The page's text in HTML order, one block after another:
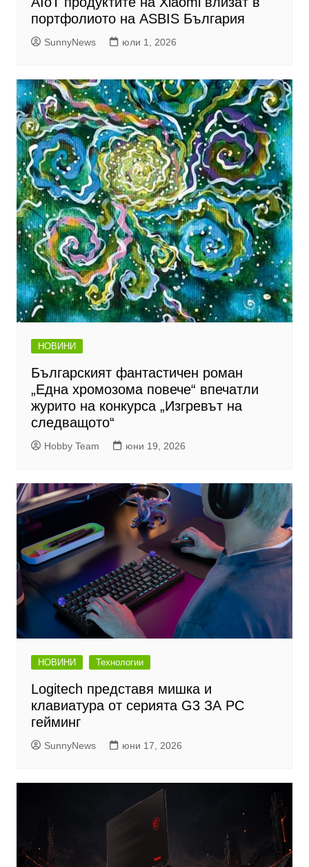
портфолиото на ASBIS България
SunnyNews юли 1, 2026
НОВИНИ
Българският фантастичен роман
„Една хромозома повече“ впечатли
журито на конкурса „Изгревът на
следващото“
Hobby Team юни 19, 2026
НОВИНИ Технологии
Logitech представя мишка и
клавиатура от серията G3 ЗА PC
гейминг
SunnyNews юни 17, 2026